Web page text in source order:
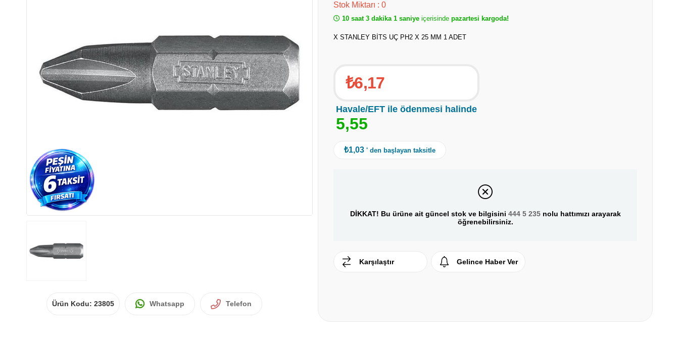
Ürün Kodu: 23805 Whatsapp Telefon
Stok Miktarı : 0
10 saat 3 dakika 0 saniye içerisinde pazartesi kargoda!
X STANLEY BİTS UÇ PH2 X 25 MM 1 ADET
₺6,17
Havale/EFT ile ödenmesi halinde
5,55
₺1,03 ' den başlayan taksitle
DİKKAT! Bu ürüne ait güncel stok ve bilgisini 444 5 235nolu hattımızı arayarak
öğrenebilirsiniz.
Karşılaştır Gelince Haber Ver